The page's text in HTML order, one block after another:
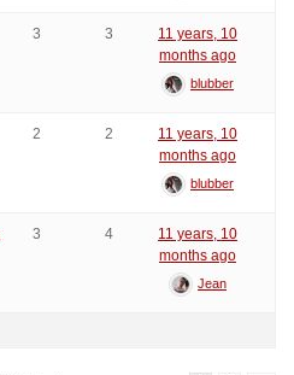
3 3
11 years, 10
months ago
blubber
2 2
11 years, 10
months ago
blubber
3 4
11 years, 10
months ago
Jean